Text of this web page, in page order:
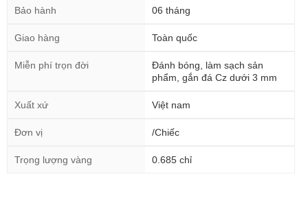
Bảo hành 06 tháng
Giao hàng Toàn quốc
Miễn phí trọn đời
Đánh bóng, làm sạch sản
phẩm, gắn đá Cz dưới 3 mm
Xuất xứ Việt nam
Đơn vị /Chiếc
Trọng lượng vàng 0.685 chỉ